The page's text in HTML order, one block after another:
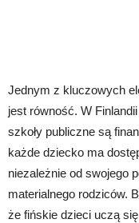
Jednym z kluczowych
jest równość. W
szkoły publiczne są
każde dziecko ma
niezależnie od swojego
materialnego rodziców.
że fińskie dzieci uczą